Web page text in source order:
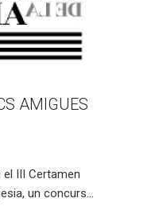
AMIGUES
el III Certamen
un concurs…